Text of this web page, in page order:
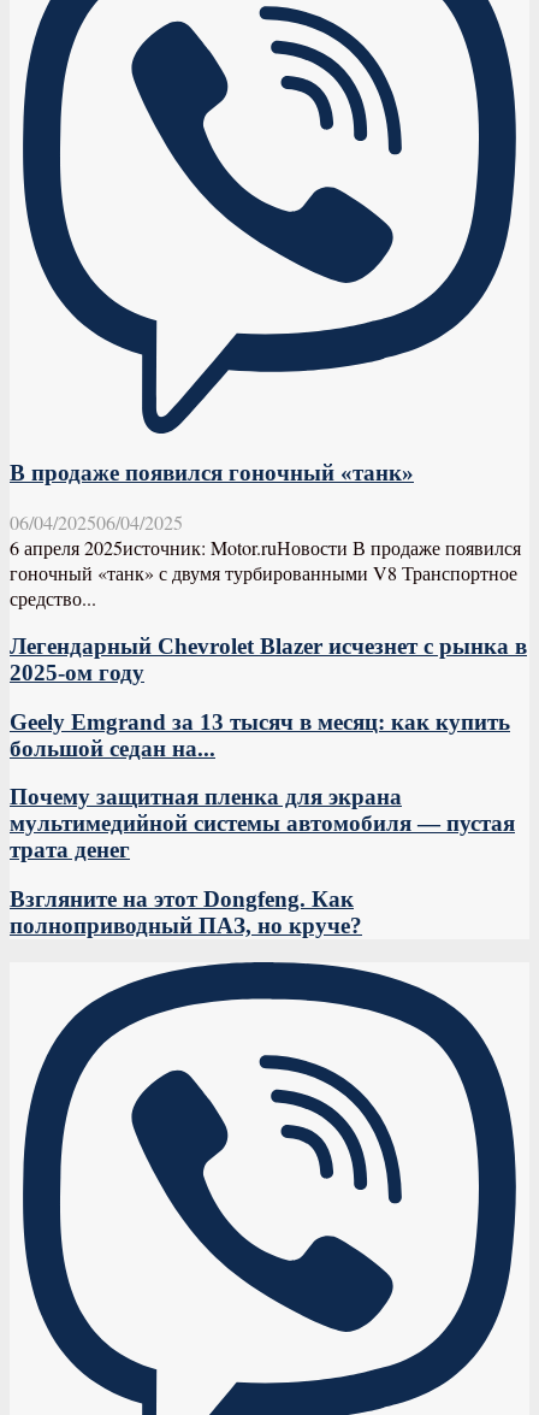
В продаже появился гоночный «танк»
06/04/202506/04/2025
6 апреля 2025источник: Motor.ruНовости В продаже появился
гоночный «танк» с двумя турбированными V8 Транспортное
средство...
Легендарный Chevrolet Blazer исчезнет с рынка в
2025-ом году
Geely Emgrand за 13 тысяч в месяц: как купить
большой седан на...
Почему защитная пленка для экрана
мультимедийной системы автомобиля — пустая
трата денег
Взгляните на этот Dongfeng. Как
полноприводный ПАЗ, но круче?